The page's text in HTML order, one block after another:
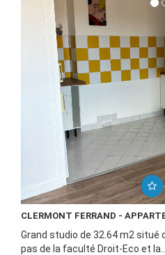
CLERMONT FERRAND -
Grand studio de 32.64 m2 situé
pas de la faculté Droit-Eco et la...